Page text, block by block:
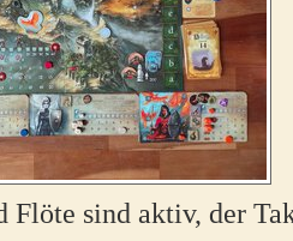
Flöte sind aktiv, der